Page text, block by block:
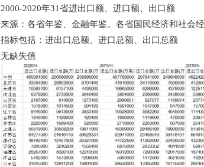
2000-2020年31省进出口额、进口额、出口额
来源：各省年鉴、金融年鉴。各省国民经济和社会
指标包括：进出口总额、进口总额、出口总额
无缺失值